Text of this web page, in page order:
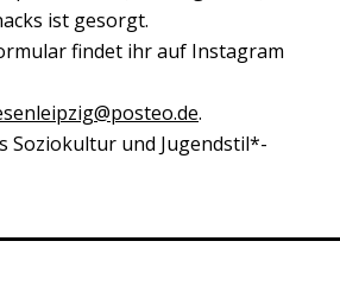
ist gesorgt.
findet ihr auf Instagram
.
Soziokultur und Jugendstil*-